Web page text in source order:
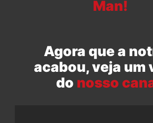
Man!
Agora que a
acabou, veja um
do nosso